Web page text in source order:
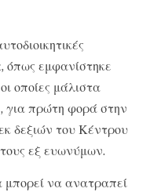
όπως εμφανίστηκε
οποίες μάλιστα
για πρώτη φορά στην
δεξιών του Κέντρου
εξ ευωνύμων.
μπορεί να ανατραπεί